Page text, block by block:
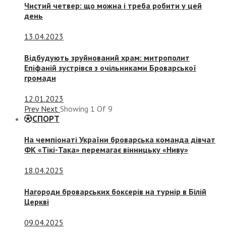
Чистий четвер: що можна і треба робити у цей
день
13.04.2023
Відбудують зруйнований храм: митрополит
Епіфаній зустрівся з очільниками Броварської
громади
12.01.2023
Prev Next Showing 1 Of 9
СПОРТ
На чемпіонаті України броварська команда дівчат
ФК «Тікі-Така» перемагає вінницьку «Ниву»
18.04.2025
Нагороди броварських боксерів на турнір в Білій
Церкві
09.04.2025